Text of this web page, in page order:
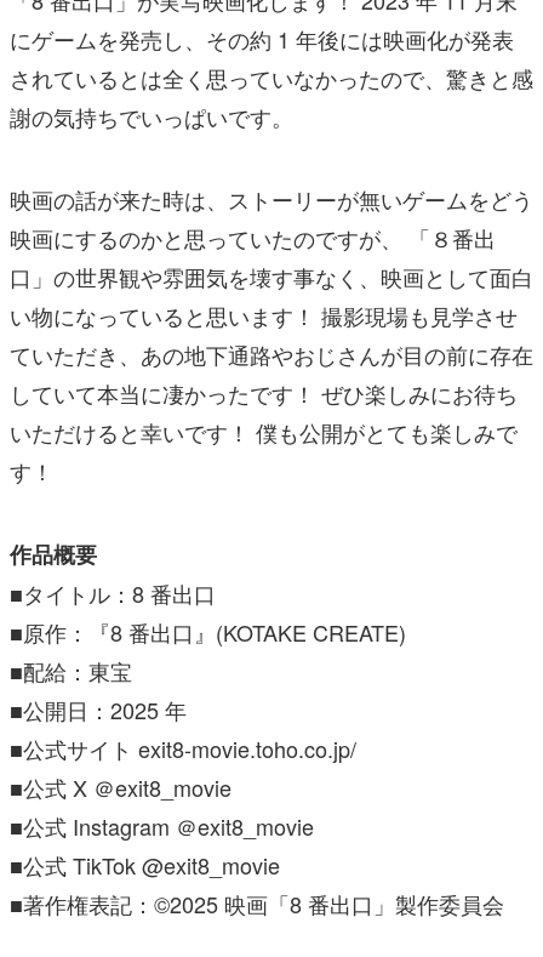
にゲームを発売し、その約 1 年後には映画化が発表
されているとは全く思っていなかったので、驚きと感
謝の気持ちでいっぱいです。
映画の話が来た時は、ストーリーが無いゲームをどう
映画にするのかと思っていたのですが、 「８番出
口」の世界観や雰囲気を壊す事なく、映画として面白
い物になっていると思います！ 撮影現場も見学させ
ていただき、あの地下通路やおじさんが目の前に存在
していて本当に凄かったです！ ぜひ楽しみにお待ち
いただけると幸いです！ 僕も公開がとても楽しみで
す！
作品概要
■タイトル：8 番出口
■原作：『8 番出口』(KOTAKE CREATE)
■配給：東宝
■公開日：2025 年
■公式サイト exit8-movie.toho.co.jp/
■公式 X ＠exit8_movie
■公式 Instagram ＠exit8_movie
■公式 TikTok @exit8_movie
■著作権表記：©2025 映画「8 番出口」製作委員会